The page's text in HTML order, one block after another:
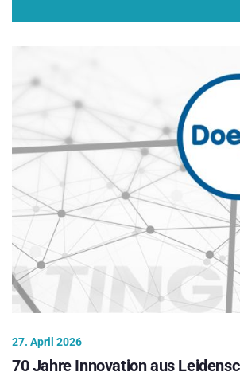
27. April 2026
70 Jahre Innovation aus